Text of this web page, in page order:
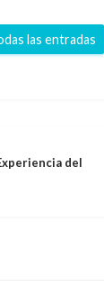
las entradas
del